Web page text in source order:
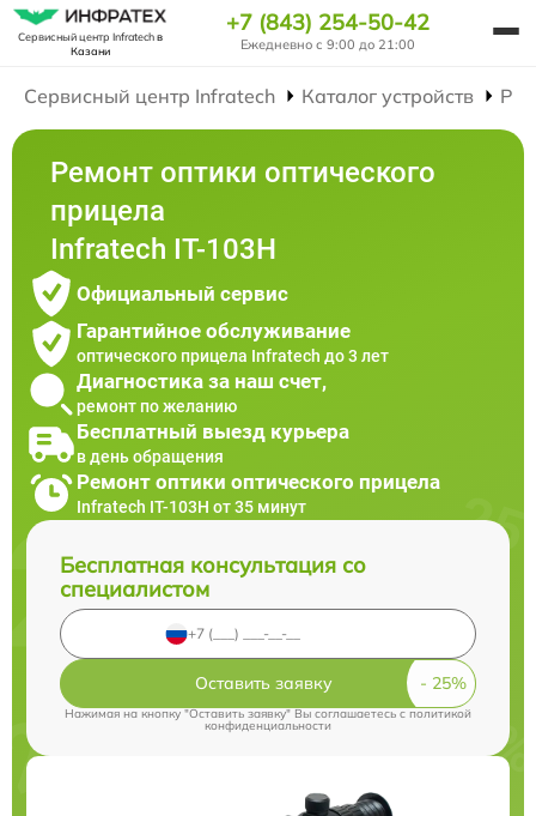
Сервисный центр Infratechв
Казани
+7 (843) 254-50-42
Ежедневно с 9:00 до 21:00
Сервисный центр Infratech Каталог устройств
Ремонт оптики оптического
прицела
Infratech IT-103Н
Официальный сервис
Гарантийное обслуживание
оптического прицела Infratech до 3 лет
Диагностика за наш счет,
ремонт по желанию
Бесплатный выезд курьера
в день обращения
Ремонт оптики оптического прицела
Infratech IT-103Н от 35 минут
Бесплатная консультация со
специалистом
Оставить заявку
Нажимая на кнопку "Оставить заявку" Вы соглашаетесь cполитикой
конфиденциальности